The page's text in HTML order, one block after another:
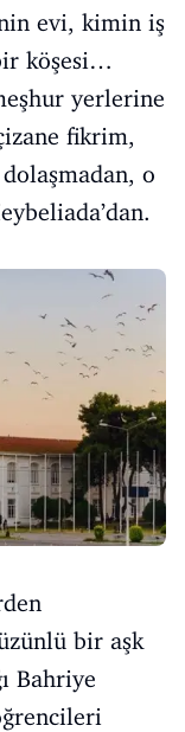
evi, kimin iş
köşesi…
yerlerine
fikrim,
dolaşmadan, o
bir aşk
Bahriye